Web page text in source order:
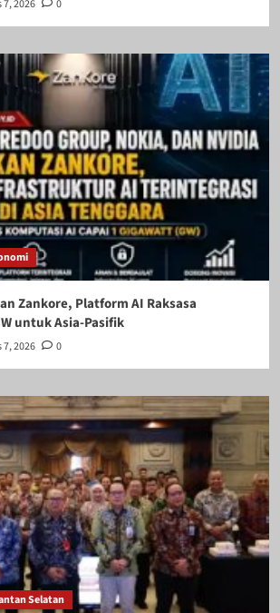
2026 0
Zankore, Platform AI Raksasa
untuk Asia-Pasifik
2026 0
Selatan